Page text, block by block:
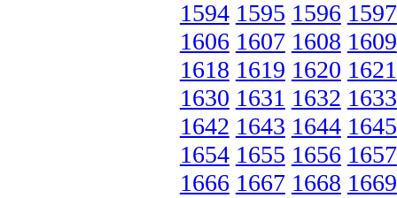
1594 1595 1596 1597
1606 1607 1608 1609
1618 1619 1620 1621
1630 1631 1632 1633
1642 1643 1644 1645
1654 1655 1656 1657
1666 1667 1668 1669